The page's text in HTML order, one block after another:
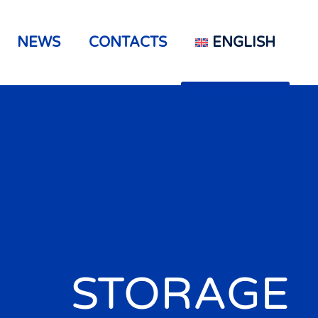
NEWS CONTACTS ENGLISH
STORAGE